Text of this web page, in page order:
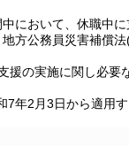
において、休職中
方公務員災害補償法
援の実施に関し必要
年2月3日から適用す